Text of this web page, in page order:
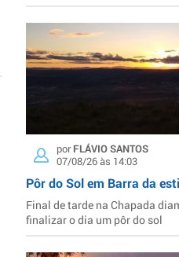
porFLÁVIO SANTOS
07/08/26 às 14:03
Pôr do Sol em Barra da
Final de tarde na Chapada
finalizar o dia um pôr do sol